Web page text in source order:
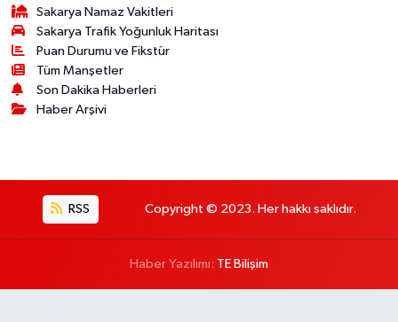
Sakarya Namaz Vakitleri
Sakarya Trafik Yoğunluk Haritası
Puan Durumu ve Fikstür
Tüm Manşetler
Son Dakika Haberleri
Haber Arşivi
RSS Copyright © 2023. Her hakkı saklıdır.
Haber Yazılımı: TE Bilişim